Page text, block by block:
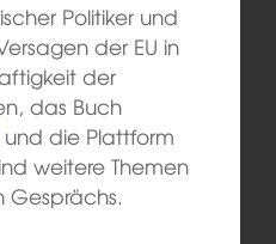
Politiker und
der EU in
der
das Buch
und die Plattform
weitere Themen
Gesprächs.